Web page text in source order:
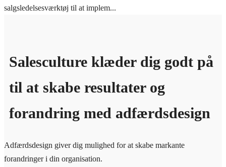
salgsledelsesværktøj til at implem...
Salesculture klæder dig godt på
til at skabe resultater og
forandring med adfærdsdesign
Adfærdsdesign giver dig mulighed for at skabe markante
forandringer i din organisation.